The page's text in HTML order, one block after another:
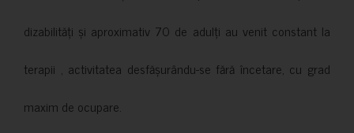
dizabilități și aproximativ 70 de adulți au venit constant la
terapii , activitatea desfășurându-se fără încetare, cu grad
maxim de ocupare.